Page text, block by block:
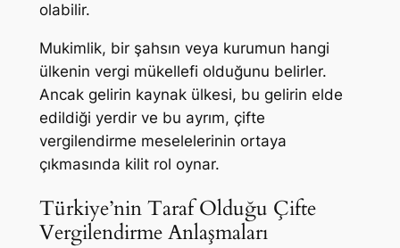
olabilir.
Mukimlik, bir şahsın veya kurumun hangi
ülkenin vergi mükellefi olduğunu belirler.
Ancak gelirin kaynak ülkesi, bu gelirin elde
edildiği yerdir ve bu ayrım, çifte
vergilendirme meselelerinin ortaya
çıkmasında kilit rol oynar.
Türkiye’nin Taraf Olduğu Çifte
Vergilendirme Anlaşmaları